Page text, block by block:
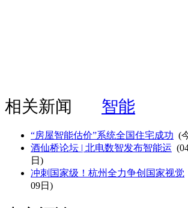
相关新闻 智能
“房屋智能估价”系统全国住宅成功 (
酒仙桥论坛 | 北电数智发布智能运
日)
冲刺国家级！杭州全力争创国家视觉
09日)